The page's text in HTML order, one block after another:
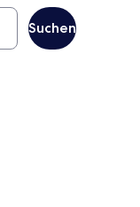
Suchen